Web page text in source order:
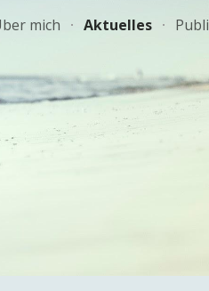
mich Aktuelles